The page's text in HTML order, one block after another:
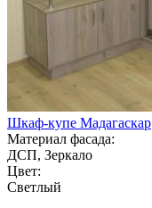
Шкаф-купе Мадагаскар
Материал фасада:
ДСП, Зеркало
Цвет:
Светлый